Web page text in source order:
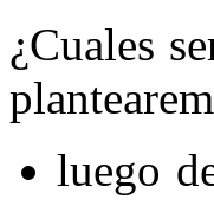
¿Cuales
luego